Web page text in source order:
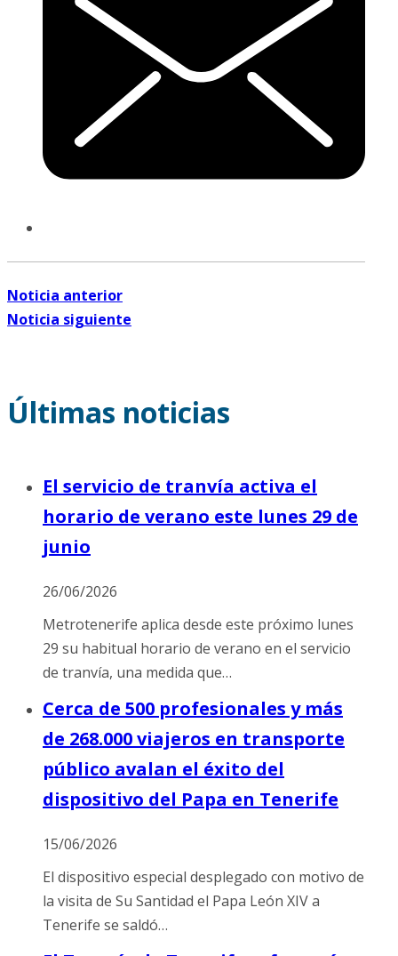
Noticia anterior
Noticia siguiente
Últimas noticias
El servicio de tranvía activa el
horario de verano este lunes 29 de
junio
26/06/2026
Metrotenerife aplica desde este próximo lunes
29 su habitual horario de verano en el servicio
de tranvía, una medida que…
Cerca de 500 profesionales y más
de 268.000 viajeros en transporte
público avalan el éxito del
dispositivo del Papa en Tenerife
15/06/2026
El dispositivo especial desplegado con motivo de
la visita de Su Santidad el Papa León XIV a
Tenerife se saldó…